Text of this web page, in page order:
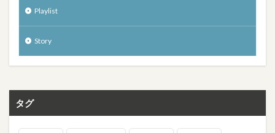
Playlist
Story
タグ